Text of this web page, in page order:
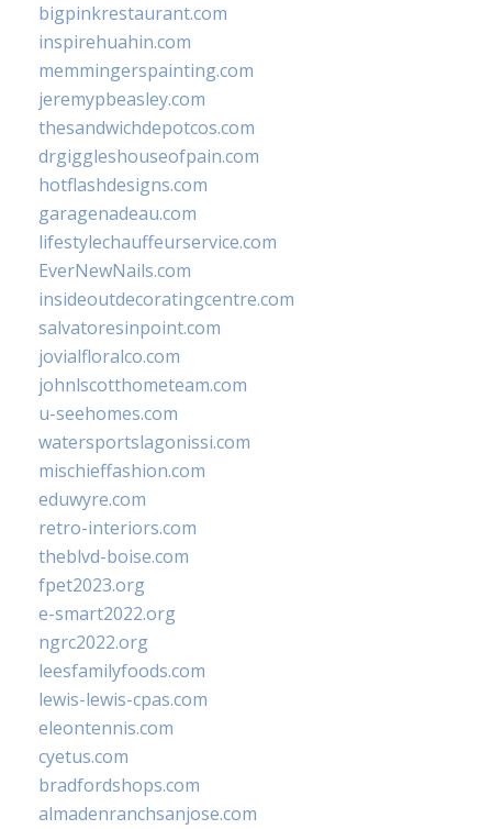
bigpinkrestaurant.com
inspirehuahin.com
memmingerspainting.com
jeremypbeasley.com
thesandwichdepotcos.com
drgiggleshouseofpain.com
hotflashdesigns.com
garagenadeau.com
lifestylechauffeurservice.com
EverNewNails.com
insideoutdecoratingcentre.com
salvatoresinpoint.com
jovialfloralco.com
johnlscotthometeam.com
u-seehomes.com
watersportslagonissi.com
mischieffashion.com
eduwyre.com
retro-interiors.com
theblvd-boise.com
fpet2023.org
e-smart2022.org
ngrc2022.org
leesfamilyfoods.com
lewis-lewis-cpas.com
eleontennis.com
cyetus.com
bradfordshops.com
almadenranchsanjose.com